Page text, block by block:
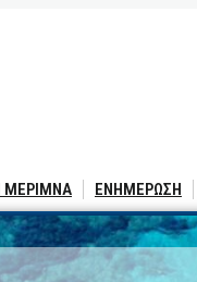
ΜΕΡΙΜΝΑ ΕΝΗΜΕΡΩΣΗ